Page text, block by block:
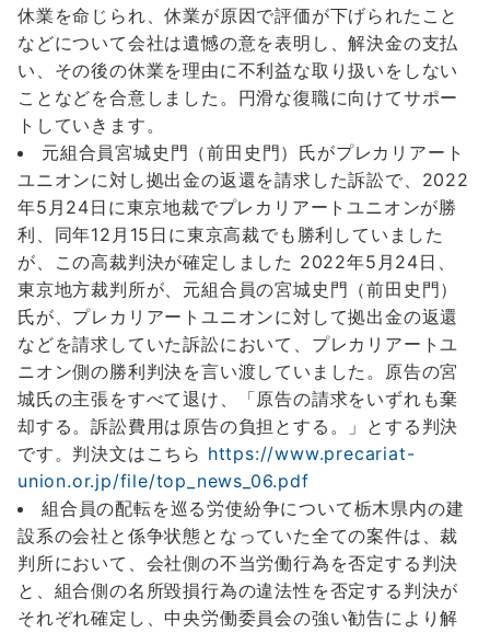
休業を命じられ、休業が原因で評価が下げられたこと
などについて会社は遺憾の意を表明し、解決金の支払
い、その後の休業を理由に不利益な取り扱いをしない
ことなどを合意しました。円滑な復職に向けてサポー
トしていきます。
元組合員宮城史門（前田史門）氏がプレカリアート
ユニオンに対し拠出金の返還を請求した訴訟で、2022
年5月24日に東京地裁でプレカリアートユニオンが勝
利、同年12月15日に東京高裁でも勝利していました
が、この高裁判決が確定しました 2022年5月24日、
東京地方裁判所が、元組合員の宮城史門（前田史門）
氏が、プレカリアートユニオンに対して拠出金の返還
などを請求していた訴訟において、プレカリアートユ
ニオン側の勝利判決を言い渡していました。原告の宮
城氏の主張をすべて退け、「原告の請求をいずれも棄
却する。訴訟費用は原告の負担とする。」とする判決
です。判決文はこちら https://www.precariat-
union.or.jp/file/top_news_06.pdf
組合員の配転を巡る労使紛争について栃木県内の建
設系の会社と係争状態となっていた全ての案件は、裁
判所において、会社側の不当労働行為を否定する判決
と、組合側の名所毀損行為の違法性を否定する判決が
それぞれ確定し、中央労働委員会の強い勧告により解